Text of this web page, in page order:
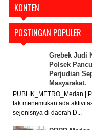
KONTEN
POSTINGAN POPULER
Grebek Judi
Polsek
Perjudian
Masyarakat.
PUBLIK_METRO_Medan
tak menemukan ada
sejenisnya di daerah D...